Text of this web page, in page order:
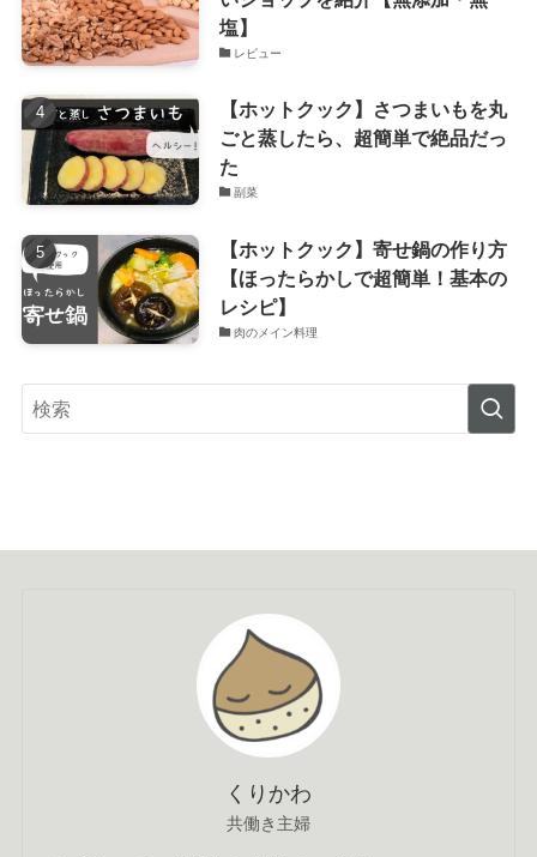
塩】
レビュー
【ホットクック】さつまいもを丸
ごと蒸したら、超簡単で絶品だっ
た
副菜
【ホットクック】寄せ鍋の作り方
【ほったらかしで超簡単！基本の
レシピ】
肉のメイン料理
くりかわ
共働き主婦